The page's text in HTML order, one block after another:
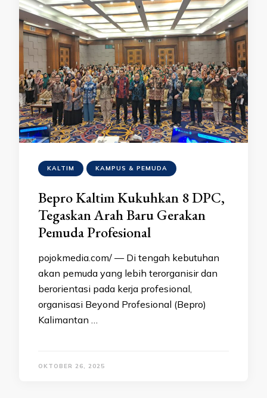
KALTIM KAMPUS & PEMUDA
Bepro Kaltim Kukuhkan 8 DPC,
Tegaskan Arah Baru Gerakan
Pemuda Profesional
pojokmedia.com/ — Di tengah kebutuhan
akan pemuda yang lebih terorganisir dan
berorientasi pada kerja profesional,
organisasi Beyond Profesional (Bepro)
Kalimantan …
OKTOBER 26, 2025